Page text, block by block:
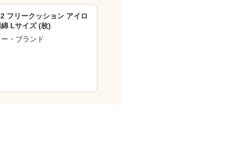
フリークッション アイロ
綿 Lサイズ (枚)
ー・ブランド